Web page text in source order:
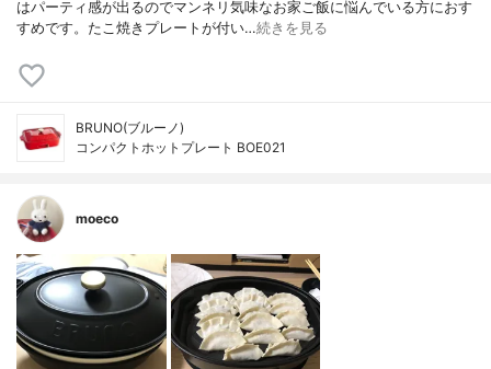
はパーティ感が出るのでマンネリ気味なお家ご飯に悩んでいる方におす
すめです。たこ焼きプレートが付い…続きを見る
BRUNO(ブルーノ)
コンパクトホットプレート BOE021
moeco